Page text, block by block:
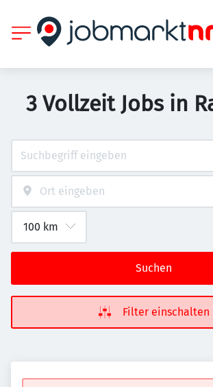
3 Vollzeit Jobs in
Suchen
Filter einschalten